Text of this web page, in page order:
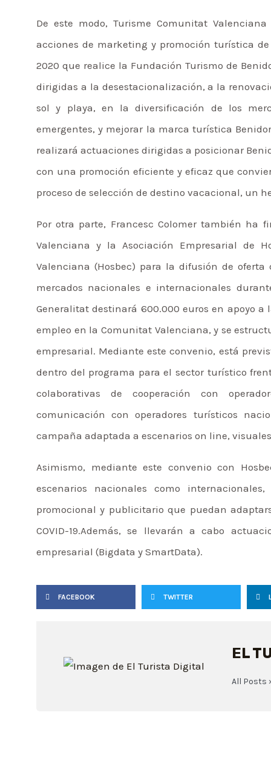
De este modo, Turisme Comunitat
acciones de marketing y promoción turística
2020 que realice la Fundación Turismo de
dirigidas a la desestacionalización, a la
sol y playa, en la diversificación de los
emergentes, y mejorar la marca turística
realizará actuaciones dirigidas a posicionar
con una promoción eficiente y eficaz que
proceso de selección de destino vacacional, un
Por otra parte, Francesc Colomer también ha
Valenciana y la Asociación Empresarial de
Valenciana (Hosbec) para la difusión de
mercados nacionales e internacionales
Generalitat destinará 600.000 euros en apoyo
empleo en la Comunitat Valenciana, y se
empresarial. Mediante este convenio, está
dentro del programa para el sector turístico
colaborativas de cooperación con
comunicación con operadores turísticos
campaña adaptada a escenarios on line,
Asimismo, mediante este convenio con
escenarios nacionales como
promocional y publicitario que puedan
COVID-19.Además, se llevarán a cabo
empresarial (Bigdata y SmartData).
FACEBOOK TWITTER
EL
All Posts